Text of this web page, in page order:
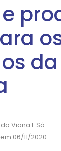
Viana E Sá
06/11/2020